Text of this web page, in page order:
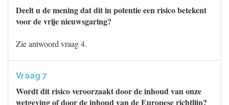
Deelt u de mening dat dit in potentie een risico betekent
voor de vrije nieuwsgaring?
Zie antwoord vraag 4.
Vraag 7
Wordt dit risico veroorzaakt door de inhoud van onze
wetgeving of door de inhoud van de Europese richtlijn?